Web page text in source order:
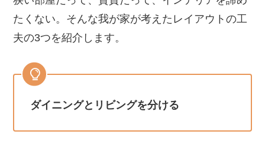
たくない。そんな我が家が考えたレイアウトの工
夫の3つを紹介します。
ダイニングとリビングを分ける